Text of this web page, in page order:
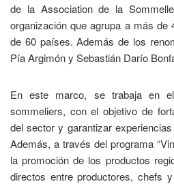
de la Association de la
organización que agrupa a más de
de 60 países. Además de los
Pía Argimón y Sebastián Darío
En este marco, se trabaja en
sommeliers, con el objetivo de
del sector y garantizar
Además, a través del programa
la promoción de los productos
directos entre productores, chefs